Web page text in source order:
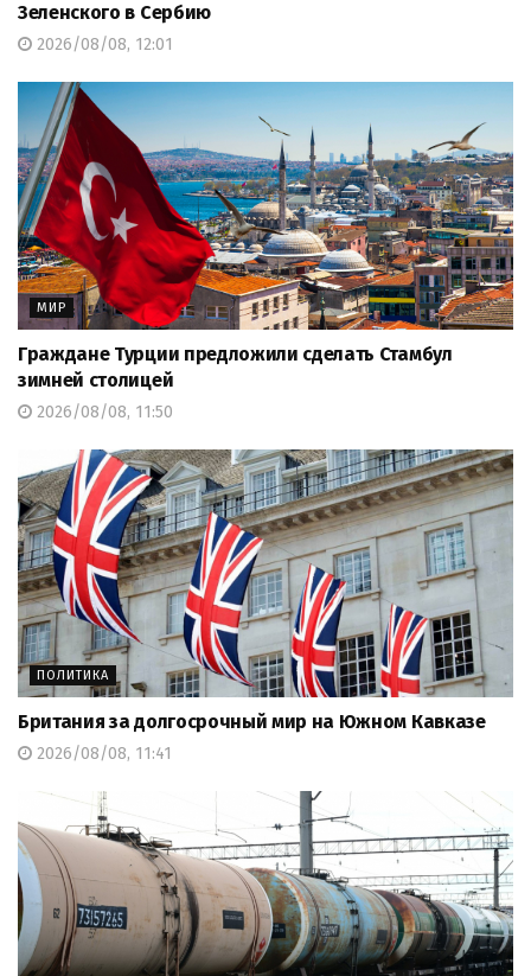
Зеленского в Сербию
2026/08/08, 12:01
МИР
Граждане Турции предложили сделать Стамбул
зимней столицей
2026/08/08, 11:50
ПОЛИТИКА
Британия за долгосрочный мир на Южном Кавказе
2026/08/08, 11:41